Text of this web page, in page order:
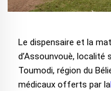
Le dispensaire et la
d’Assounvouè, localité
Toumodi, région du
médicaux offerts par la